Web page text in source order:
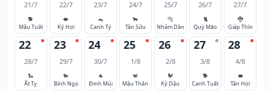
21/7
🐕
Mậu Tuất
22/7
🐖
Kỷ Hợi
23/7
🐀
Canh Tý
24/7
🐂
Tân Sửu
25/7
🐅
Nhâm Dần
26/7
🐈
Quý Mão
27/7
🐉
Giáp Thìn
22
28/7
🐍
Ất Tỵ
23
29/7
🐎
Bính Ngọ
24
30/7
🐐
Đinh Mùi
25
1/8
🐒
Mậu Thân
26
2/8
🐓
Kỷ Dậu
27
3/8
🐕
Canh Tuất
28
4/8
🐖
Tân Hợi